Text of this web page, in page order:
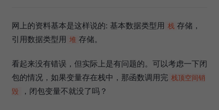
网上的资料基本是这样说的: 基本数据类型用 栈 存储，
引用数据类型用 堆 存储。
看起来没有错误，但实际上是有问题的。可以考虑一下闭
包的情况，如果变量存在栈中，那函数调用完 栈顶空间销
毁
，闭包变量不就没了吗？